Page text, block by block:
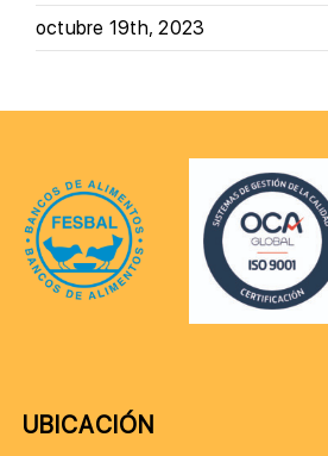
octubre 19th, 2023
UBICACIÓN